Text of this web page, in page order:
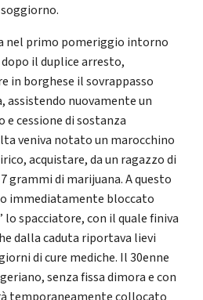
nel primo pomeriggio intorno
il duplice arresto,
in borghese il sovrappasso
assistendo nuovamente un
e cessione di sostanza
veniva notato un marocchino
acquistare, da un ragazzo di
grammi di marijuana. A questo
immediatamente bloccato
lo spacciatore, con il quale finiva
dalla caduta riportava lievi
di cure mediche. Il 30enne
senza fissa dimora e con